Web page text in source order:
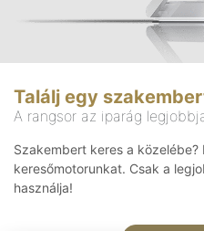
Találj egy
A rangsor az iparág
Szakembert keres a közelébe?
keresőmotorunkat. Csak a
használja!